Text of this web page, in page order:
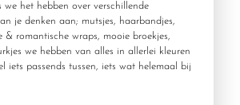
we het hebben over verschillende
je denken aan; mutsjes, haarbandjes,
& romantische wraps, mooie broekjes,
we hebben van alles in allerlei kleuren
iets passends tussen, iets wat helemaal bij